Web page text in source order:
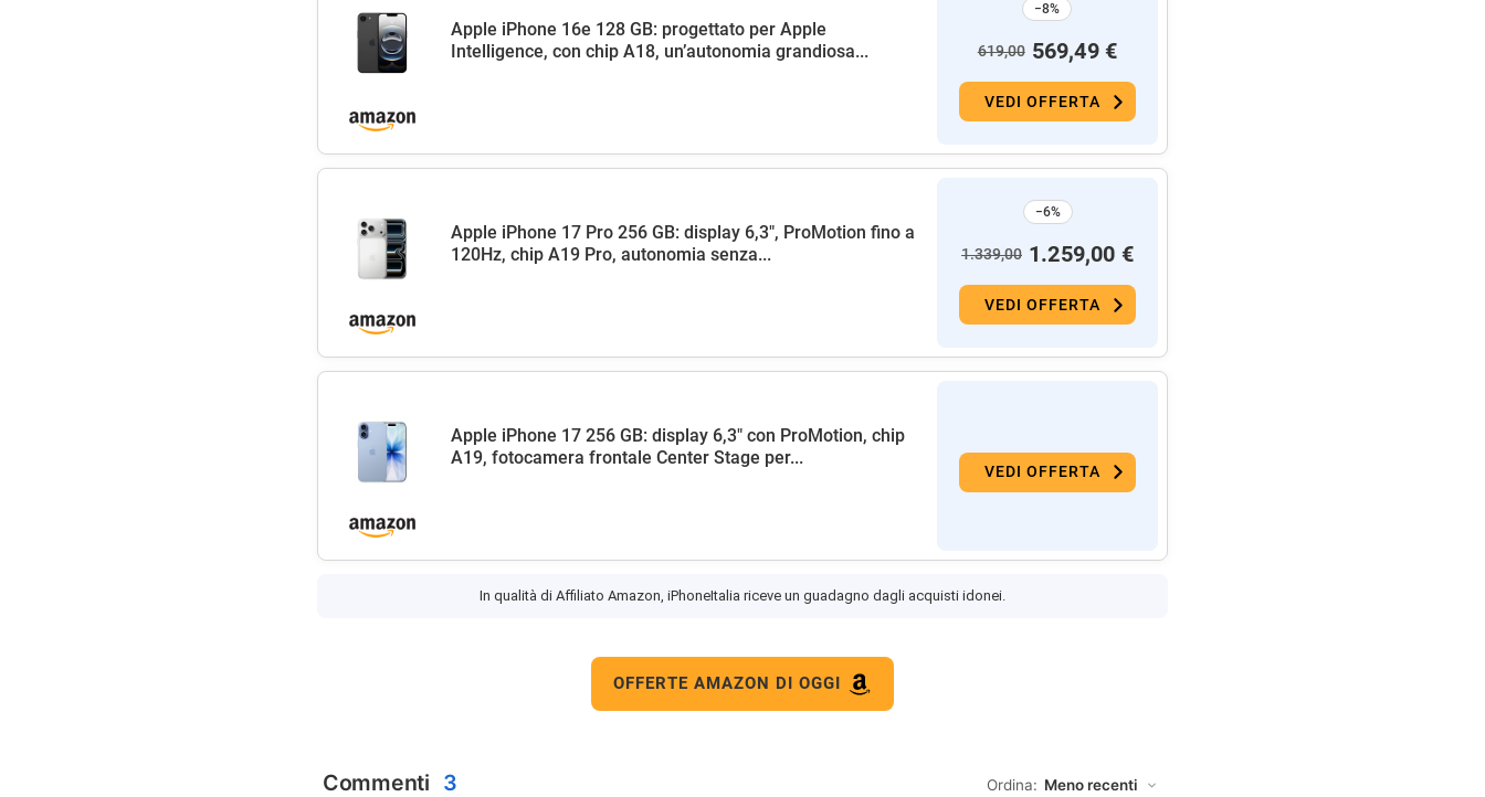
Apple iPhone 16e 128 GB: progettato per Apple
Intelligence, con chip A18, un’autonomia grandiosa...
−8%
619,00 569,49 €
VEDI OFFERTA
Apple iPhone 17 Pro 256 GB: display 6,3", ProMotion fino a
120Hz, chip A19 Pro, autonomia senza...
−6%
1.339,00 1.259,00 €
VEDI OFFERTA
Apple iPhone 17 256 GB: display 6,3" con ProMotion, chip
A19, fotocamera frontale Center Stage per...
VEDI OFFERTA
In qualità di Affiliato Amazon, iPhoneItalia riceve un guadagno dagli acquisti idonei.
OFFERTE AMAZON DI OGGI
Commenti 3 Ordina: